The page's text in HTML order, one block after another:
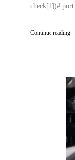
check[1])#
Continue reading